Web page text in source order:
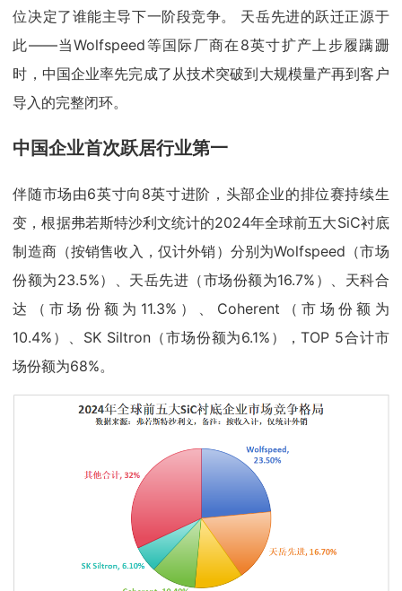
位决定了谁能主导下一阶段竞争。 天岳先进的跃迁正源于
此——当Wolfspeed等国际厂商在8英寸扩产上步履蹒跚
时，中国企业率先完成了从技术突破到大规模量产再到客户
导入的完整闭环。
中国企业首次跃居行业第一
伴随市场由6英寸向8英寸进阶，头部企业的排位赛持续生
变，根据弗若斯特沙利文统计的2024年全球前五大SiC衬底
制造商（按销售收入，仅计外销）分别为Wolfspeed（市场
份额为23.5%）、天岳先进（市场份额为16.7%）、天科合
达（市场份额为11.3%）、Coherent（市场份额为
10.4%）、SK Siltron（市场份额为6.1%），TOP 5合计市
场份额为68%。